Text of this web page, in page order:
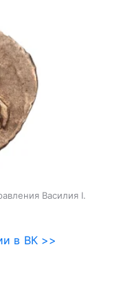
Василия I.
в ВК >>